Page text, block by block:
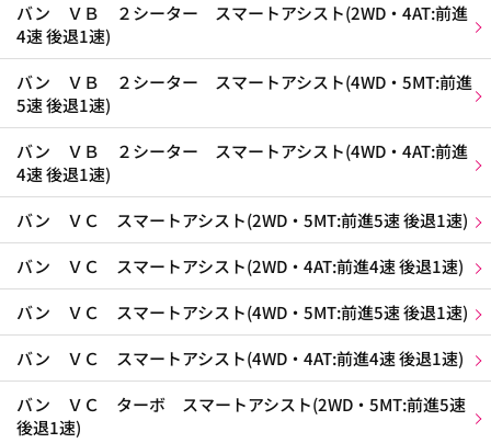
バン ＶＢ ２シーター スマートアシスト(2WD・4AT:前進
4速 後退1速)
バン ＶＢ ２シーター スマートアシスト(4WD・5MT:前進
5速 後退1速)
バン ＶＢ ２シーター スマートアシスト(4WD・4AT:前進
4速 後退1速)
バン ＶＣ スマートアシスト(2WD・5MT:前進5速 後退1速)
バン ＶＣ スマートアシスト(2WD・4AT:前進4速 後退1速)
バン ＶＣ スマートアシスト(4WD・5MT:前進5速 後退1速)
バン ＶＣ スマートアシスト(4WD・4AT:前進4速 後退1速)
バン ＶＣ ターボ スマートアシスト(2WD・5MT:前進5速
後退1速)